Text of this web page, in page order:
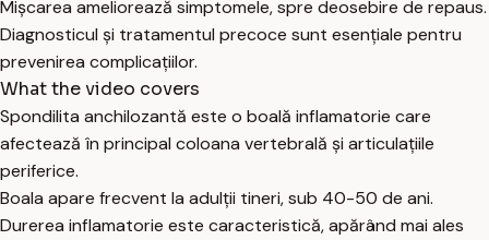
Mișcarea ameliorează simptomele, spre deosebire de repaus.
Diagnosticul și tratamentul precoce sunt esențiale pentru
prevenirea complicațiilor.
What the video covers
Spondilita anchilozantă este o boală inflamatorie care
afectează în principal coloana vertebrală și articulațiile
periferice.
Boala apare frecvent la adulții tineri, sub 40-50 de ani.
Durerea inflamatorie este caracteristică, apărând mai ales